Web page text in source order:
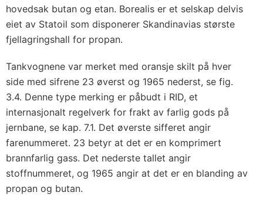
hovedsak butan og etan. Borealis er et selskap delvis
eiet av Statoil som disponerer Skandinavias største
fjellagringshall for propan.
Tankvognene var merket med oransje skilt på hver
side med sifrene 23 øverst og 1965 nederst, se fig.
3.4. Denne type merking er påbudt i RID, et
internasjonalt regelverk for frakt av farlig gods på
jernbane, se kap. 7.1. Det øverste sifferet angir
farenummeret. 23 betyr at det er en komprimert
brannfarlig gass. Det nederste tallet angir
stoffnummeret, og 1965 angir at det er en blanding av
propan og butan.